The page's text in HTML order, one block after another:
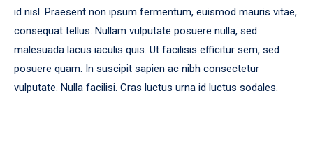
id nisl. Praesent non ipsum fermentum, euismod mauris vitae,
consequat tellus. Nullam vulputate posuere nulla, sed
malesuada lacus iaculis quis. Ut facilisis efficitur sem, sed
posuere quam. In suscipit sapien ac nibh consectetur
vulputate. Nulla facilisi. Cras luctus urna id luctus sodales.